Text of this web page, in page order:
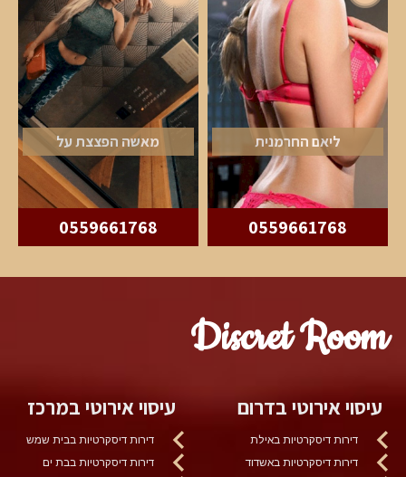
ליאם החרמנית
0559661768
מאשה הפצצת על
0559661768
Discret Room
עיסוי אירוטי בדרום
דירות דיסקרטיות באילת
דירות דיסקרטיות באשדוד
עיסוי אירוטי במרכז
דירות דיסקרטיות בבית שמש
דירות דיסקרטיות בבת ים